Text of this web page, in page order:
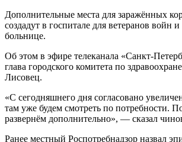
Дополнительные места для заражённых
создадут в госпитале для ветеранов войн
больнице.
Об этом в эфире телеканала «Санкт-
глава городского комитета по
Лисовец.
«С сегодняшнего дня согласовано
там уже будем смотреть по потребности.
развернём дополнительно», — сказал
Ранее местный Роспотребнадзор назвал